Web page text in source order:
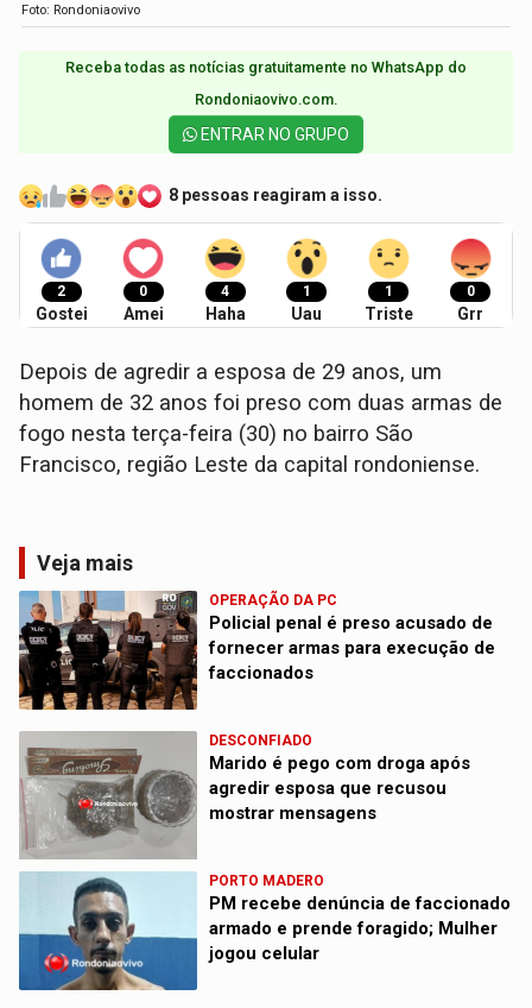
Foto: Rondoniaovivo
Receba todas as notícias gratuitamente no WhatsApp do
Rondoniaovivo.com.​
ENTRAR NO GRUPO
8 pessoas reagiram a isso.
2
Gostei
0
Amei
4
Haha
1
Uau
1
Triste
0
Grr
Depois de agredir a esposa de 29 anos, um
homem de 32 anos foi preso com duas armas de
fogo nesta terça-feira (30) no bairro São
Francisco, região Leste da capital rondoniense.
Veja mais
OPERAÇÃO DA PC
Policial penal é preso acusado de
fornecer armas para execução de
faccionados
DESCONFIADO
Marido é pego com droga após
agredir esposa que recusou
mostrar mensagens
PORTO MADERO
PM recebe denúncia de faccionado
armado e prende foragido; Mulher
jogou celular